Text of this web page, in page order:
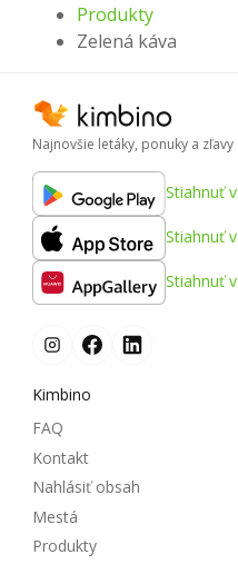
Produkty
Zelená káva
Najnovšie letáky, ponuky a zľavy
Stiahnuť v
Stiahnuť v
Stiahnuť v
Kimbino
FAQ
Kontakt
Nahlásiť obsah
Mestá
Produkty